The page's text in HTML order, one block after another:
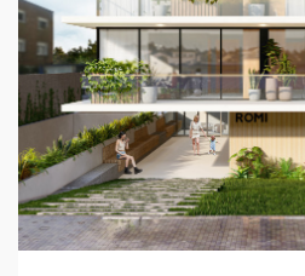
Tus datos están seguros
No compartimos tu
Uso exclusivo
Solo los usamos para
Continuar